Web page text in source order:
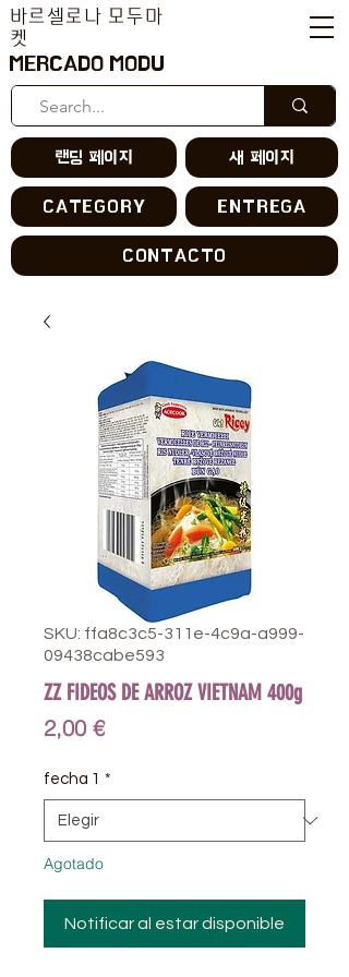
MERCADO MODU
바르셀로나 모두마
켓
랜딩 페이지 새 페이지
CATEGORY ENTREGA
CONTACTO
SKU: ffa8c3c5-311e-4c9a-a999-
09438cabe593
ZZ FIDEOS DE ARROZ VIETNAM 400g
2,00 €Precio
fecha 1 *
Agotado
Notificar al estar disponible